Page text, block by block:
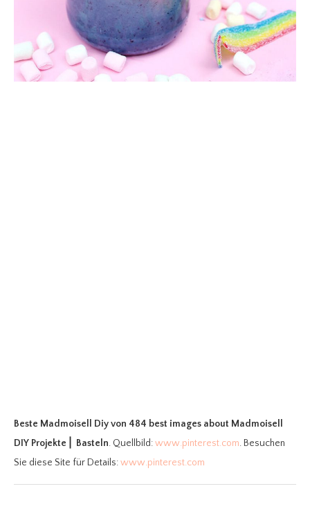
Beste Madmoisell Diyvon 484 best images about Madmoisell
DIY Projekte⎪ Basteln. Quellbild:www.pinterest.com. Besuchen
Sie diese Site für Details:www.pinterest.com